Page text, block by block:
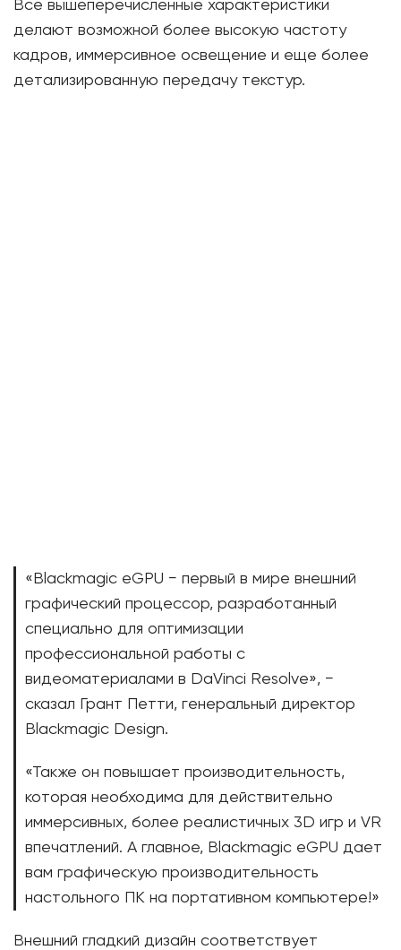
Все вышеперечисленные характеристики
делают возможной более высокую частоту
кадров, иммерсивное освещение и еще более
детализированную передачу текстур.
«Blackmagic eGPU − первый в мире внешний
графический процессор, разработанный
специально для оптимизации
профессиональной работы с
видеоматериалами в DaVinci Resolve», −
сказал Грант Петти, генеральный директор
Blackmagic Design.
«Также он повышает производительность,
которая необходима для действительно
иммерсивных, более реалистичных 3D игр и VR
впечатлений. А главное, Blackmagic eGPU дает
вам графическую производительность
настольного ПК на портативном компьютере!»
Внешний гладкий дизайн соответствует